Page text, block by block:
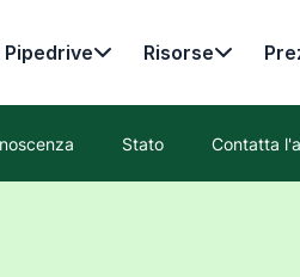
Risorse
Stato Contatta